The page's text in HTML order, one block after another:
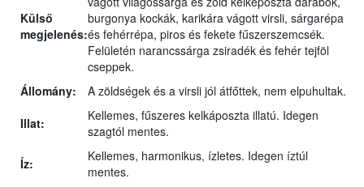
Külső
megjelenés:
burgonya kockák, karikára vágott virsli, sárgarépa
és fehérrépa, piros és fekete fűszerszemcsék.
Felületén narancssárga zsiradék és fehér tejföl
cseppek.
Állomány:
A zöldségek és a virsli jól átfőttek, nem elpuhultak.
Illat:
Kellemes, fűszeres kelkáposzta illatú. Idegen
szagtól mentes.
Íz:
Kellemes, harmonikus, ízletes. Idegen íztúl
mentes.